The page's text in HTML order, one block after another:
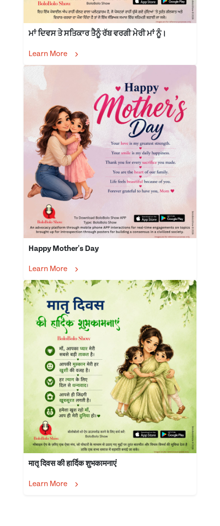
ਮਾਂ ਦਿਵਸ ਤੇ ਸਤਿਕਾਰ ਤੈਨੂੰ ਰੱਬ ਵਰਗੀ ਮੇਰੀ ਮਾਂ ਨੂੰ।
Learn More
Happy Mother's Day
Learn More
मातृ दिवस की हार्दिक शुभकामनाएं
Learn More